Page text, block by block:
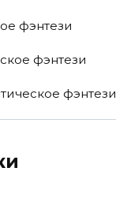
фэнтези
фэнтези
фэнтези